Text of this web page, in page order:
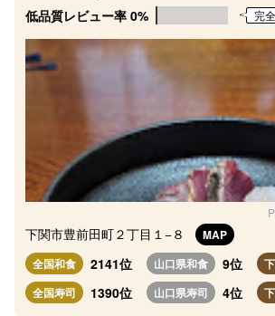
低品質レビュー率 0%
完
下関市豊前田町２丁目１−８
MAP
全国和食
2141位 山口県和食 9位
全国寿司 1390位 山口県寿司 4位